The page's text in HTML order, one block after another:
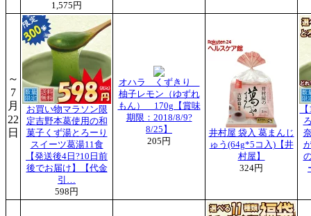
1,575円
～
7
月
22
日
お買い物マラソン限
定吉野本葛使用の和
菓子くず湯とろーり
スイーツ葛湯11食
【発送後4日?10日前
後でお届け】【代金
引…
598円
オハラ くずきり
柚子レモン（ゆずれ
もん） 170g【賞味
期限：2018/8/9?
8/25】
205円
井村屋 袋入 葛まんじ
ゅう(64g*5コ入)【井
村屋】
324円